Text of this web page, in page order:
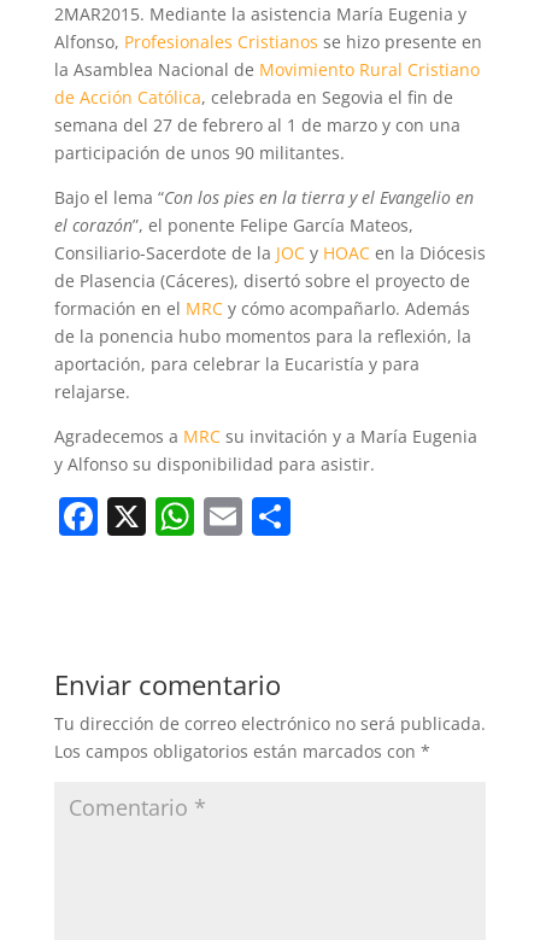
2MAR2015. Mediante la asistencia María Eugenia y
Alfonso, Profesionales Cristianos se hizo presente en
la Asamblea Nacional de Movimiento Rural Cristiano
de Acción Católica, celebrada en Segovia el fin de
semana del 27 de febrero al 1 de marzo y con una
participación de unos 90 militantes.
Bajo el lema “Con los pies en la tierra y el Evangelio en
el corazón”, el ponente Felipe García Mateos,
Consiliario-Sacerdote de la JOC y HOAC en la Diócesis
de Plasencia (Cáceres), disertó sobre el proyecto de
formación en el MRC y cómo acompañarlo. Además
de la ponencia hubo momentos para la reflexión, la
aportación, para celebrar la Eucaristía y para
relajarse.
Agradecemos a MRC su invitación y a María Eugenia
y Alfonso su disponibilidad para asistir.
F
b
o
o
X W
A
p
p
E C
tir
Enviar comentario
Tu dirección de correo electrónico no será publicada.
Los campos obligatorios están marcados con *